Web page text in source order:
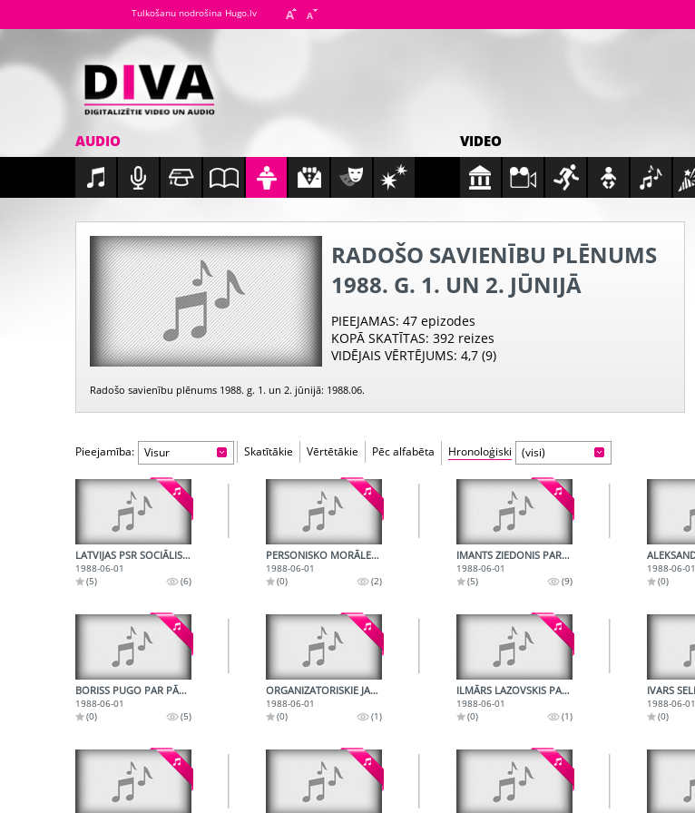
Tulkošanu nodrošina Hugo.lv
AUDIO VIDEO
RADOŠO SAVIENĪBU PLĒNUMS
1988. G. 1. UN 2. JŪNIJĀ
PIEEJAMAS: 47 epizodes
KOPĀ SKATĪTAS: 392 reizes
VIDĒJAIS VĒRTĒJUMS: 4,7 (9)
Radošo savienību plēnums 1988. g. 1. un 2. jūnijā: 1988.06.
Pieejamība: Visur Skatītākie Vērtētākie Pēc alfabēta Hronoloģiski (visi)
LATVIJAS PSR SOCIĀLISTISKĀ VALSTISKUMA NOSTIPRINĀŠANA
1988-06-01
(5)
(6)
PERSONISKO MORĀLES PRINCIPU IDENTIFIKĀCIJA AR OFICIĀLAJIEM
1988-06-01
(0)
(2)
IMANTS ZIEDONIS PAR KRIEVU ŠOVINISMU
1988-06-01
(5)
(9)
1988-06-01
(0)
BORISS PUGO PAR PĀRBŪVES PROBLĒMĀM
1988-06-01
(0)
(5)
ORGANIZATORISKIE JAUTĀJUMI
1988-06-01
(0)
(1)
ILMĀRS LAZOVSKIS PAR IEDZĪVOTĀJU MŪŽA GARUMU
1988-06-01
(0)
(1)
1988-06-01
(0)